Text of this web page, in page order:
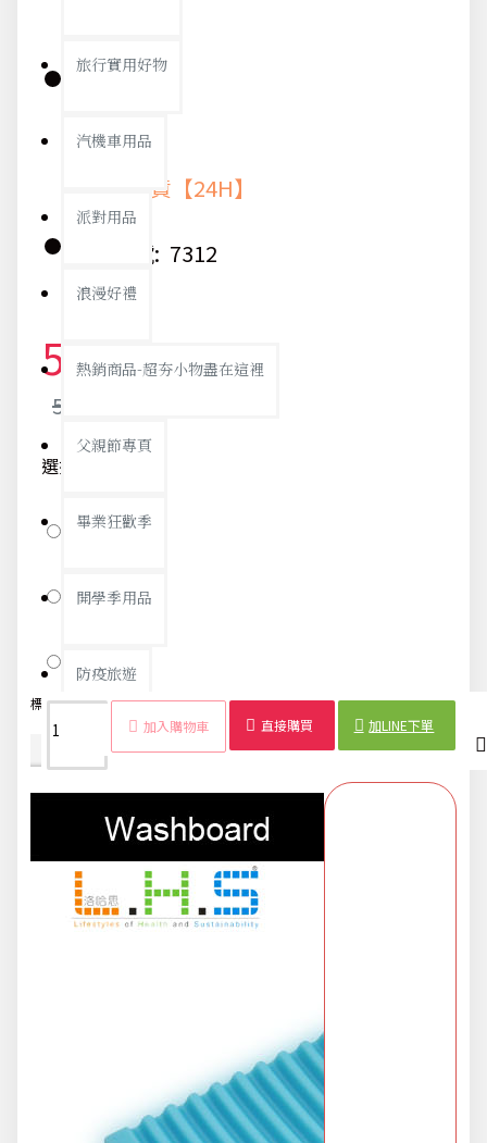
旅行實用好物
汽機車用品
派對用品
浪漫好禮
熱銷商品-超夯小物盡在這裡
父親節專頁
畢業狂歡季
開學季用品
防疫旅遊
電腦手機周邊
防颱備品安心準備
冬季專區
文具禮品
庫存:
快速出貨【24H】
貨號: 7312
53元
56元
選擇顏色
黃色
藍色
橘色
加入購物車 直接購買 加LINE下單
標籤： 洗衣刷 兔子 矽膠 洗衣板 迷你 清潔刷 洗衣 衣物
商品詳情 配送時間